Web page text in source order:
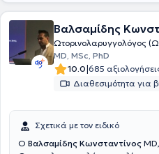
Βαλσαμίδης
Ωτορινολαρυγγολόγος
MD, MSc, PhD
10.0|685
Διαθεσιμότητα για
Σχετικά με τον ειδικό
Ο Βαλσαμίδης Κωνσταντίνος